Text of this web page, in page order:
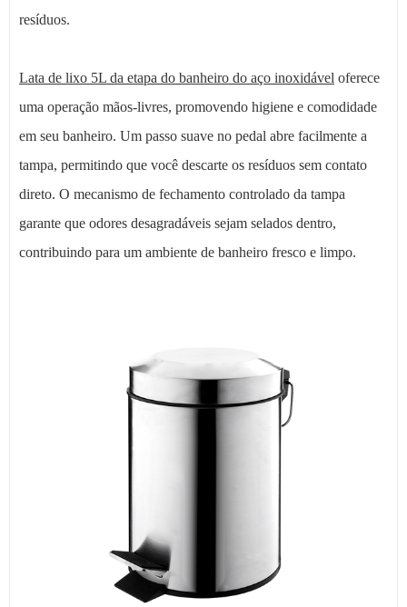
resíduos.
Lata de lixo 5L da etapa do banheiro do aço inoxidável oferece
uma operação mãos-livres, promovendo higiene e comodidade
em seu banheiro. Um passo suave no pedal abre facilmente a
tampa, permitindo que você descarte os resíduos sem contato
direto. O mecanismo de fechamento controlado da tampa
garante que odores desagradáveis sejam selados dentro,
contribuindo para um ambiente de banheiro fresco e limpo.